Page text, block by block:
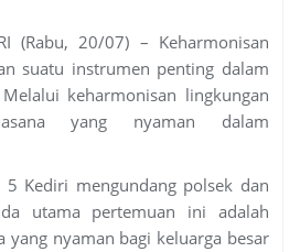
(Rabu, 20/07) – Keharmonisan
suatu instrumen penting dalam
keharmonisan lingkungan
yang nyaman dalam
5 Kediri mengundang polsek dan
utama pertemuan ini adalah
yang nyaman bagi keluarga besar